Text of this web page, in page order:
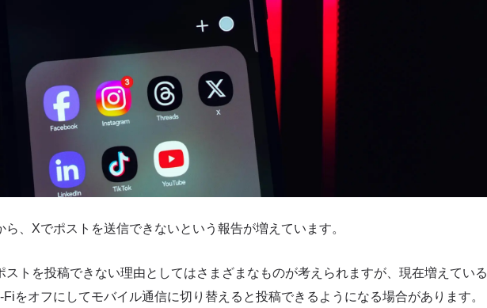
ら、Xでポストを送信できないという報告が増えています。
ストを投稿できない理由としてはさまざまなものが考えられますが、現在増えている
をオフにしてモバイル通信に切り替えると投稿できるようになる場合があります。